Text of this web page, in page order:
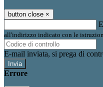
button close ×
all'indirizzo indicato con le
E-mail inviata, si prega di
Errore